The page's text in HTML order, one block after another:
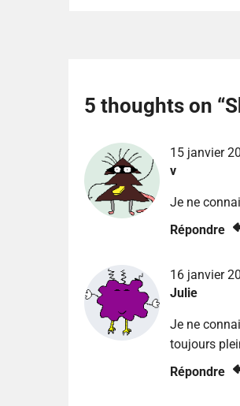
5 thoughts on “
15 janvier
v
Je ne
Répondre
16 janvier
Julie
Je ne
toujours
Répondre